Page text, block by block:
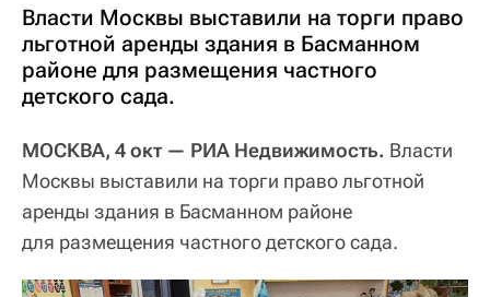
Власти Москвы выставили на торги право
льготной аренды здания в Басманном
районе для размещения частного
детского сада.
МОСКВА, 4 окт — РИА Недвижимость. Власти
Москвы выставили на торги право льготной
аренды здания в Басманном районе
для размещения частного детского сада.